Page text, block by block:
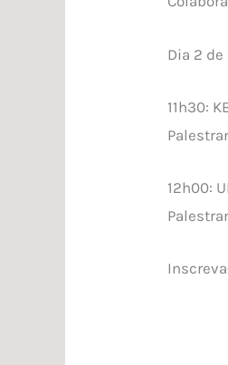
Dia 2
11h30:
12h00: